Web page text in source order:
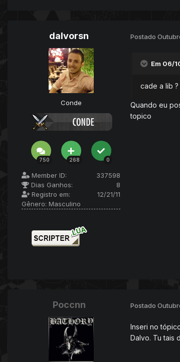
dalvorsn
Conde
750 268 0
Member ID:
337598
Dias Ganhos:
8
Registro em:
12/21/11
Gênero: Masculino
Postado
Em 06/
cade a lib ?
Quando eu
topico
Poccnn Postado
Inseri no
Dalvo. Tu tais